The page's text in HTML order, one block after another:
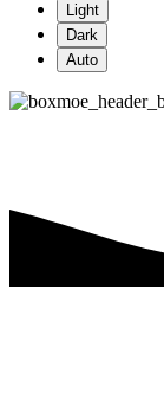
Light
Dark
Auto